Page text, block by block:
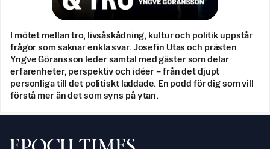
I mötet mellan tro, livsåskådning, kultur och politik uppstår
frågor som saknar enkla svar. Josefin Utas och prästen
Yngve Göransson leder samtal med gäster som delar
erfarenheter, perspektiv och idéer – från det djupt
personliga till det politiskt laddade. En podd för dig som vill
förstå mer än det som syns på ytan.
Svenska Epoch Times